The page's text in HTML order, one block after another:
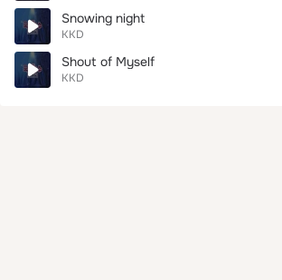
Snowing night
KKD
Shout of Myself
KKD